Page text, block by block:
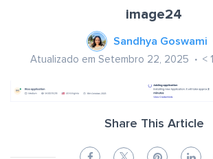
image24
Sandhya Goswami
Atualizado em Setembro 22, 2025 < 1
Share This Article